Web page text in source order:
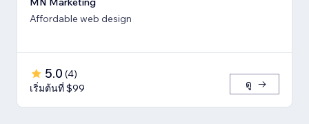
Affordable web design
5.0 (4)
เริ่มต้นที่ $99
ดู